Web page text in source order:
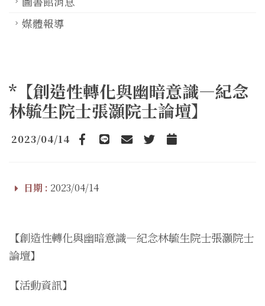
媒體報導
*【創造性轉化與幽暗意識—紀念
林毓生院士張灝院士論壇】
2023/04/14
Facebook
line emailTwitterAdd to Calendar
日期 : 2023/04/14
【創造性轉化與幽暗意識—紀念林毓生院士張灝院士
論壇】
【活動資訊】